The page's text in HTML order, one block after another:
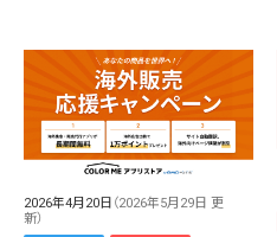
2026年4月20日 （2026年5月29日 更
新）